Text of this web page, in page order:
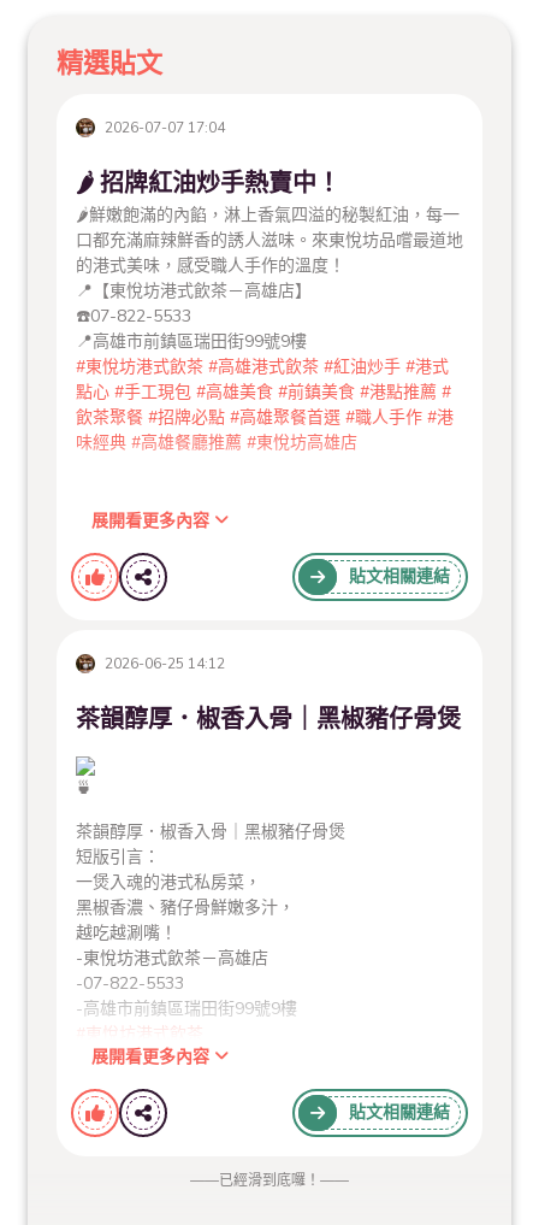
精選貼文
2026-07-07 17:04
🌶️ 招牌紅油炒手熱賣中！
🌶️鮮嫩飽滿的內餡，淋上香氣四溢的秘製紅油，每一
口都充滿麻辣鮮香的誘人滋味。來東悅坊品嚐最道地
的港式美味，感受職人手作的溫度！
📍【東悅坊港式飲茶－高雄店】
☎️07-822-5533
📍高雄市前鎮區瑞田街99號9樓
#東悅坊港式飲茶 #高雄港式飲茶 #紅油炒手 #港式
點心 #手工現包 #高雄美食 #前鎮美食 #港點推薦 #
飲茶聚餐 #招牌必點 #高雄聚餐首選 #職人手作 #港
味經典 #高雄餐廳推薦 #東悅坊高雄店
展開看更多內容
貼文相關連結
2026-06-25 14:12
茶韻醇厚．椒香入骨｜黑椒豬仔骨煲
茶韻醇厚．椒香入骨｜黑椒豬仔骨煲
短版引言：
一煲入魂的港式私房菜，
黑椒香濃、豬仔骨鮮嫩多汁，
越吃越涮嘴！
-東悅坊港式飲茶－高雄店
-07-822-5533
-高雄市前鎮區瑞田街99號9樓
#東悅坊港式飲茶
#高雄港式飲茶
#內點私房菜
#黑椒豬仔骨煲
#港式料理 #高雄美食 #聚餐首選#私房推薦
展開看更多內容
貼文相關連結
——已經滑到底囉！ ——